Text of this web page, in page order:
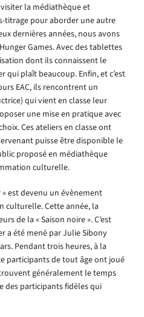
la médiathèque et
titrage pour aborder une autre
dernières années, nous avons
Games. Avec des tablettes
dont ils connaissent le
qui plaît beaucoup. Enfin, et c’est
EAC, ils rencontrent un
qui vient en classe leur
une mise en pratique avec
Ces ateliers en classe ont
puisse être disponible le
proposé en médiathèque
culturelle.
» est devenu un évènement
culturelle. Cette année, la
de la « Saison noire ». C’est
a été mené par Julie Sibony
Pendant trois heures, à la
participants de tout âge ont joué
généralement le temps
des participants fidèles qui